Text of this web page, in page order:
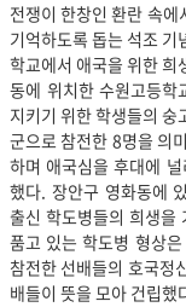
전쟁이 한창인 환란 속
기억하도록 돕는 석조
학교에서 애국을 위한 희
동에 위치한 수원고등학
지키기 위한 학생들의
군으로 참전한 8명을 의
하며 애국심을 후대에
했다. 장안구 영화동에
출신 학도병들의 희생을
품고 있는 학도병 형상
참전한 선배들의 호국정
배들이 뜻을 모아 건립했